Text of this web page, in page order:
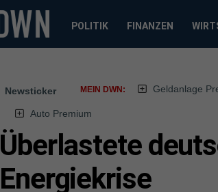
POLITIK FINANZEN
Newsticker MEIN DWN: Geldanlage
Auto Premium
Überlastete
Energiekrise